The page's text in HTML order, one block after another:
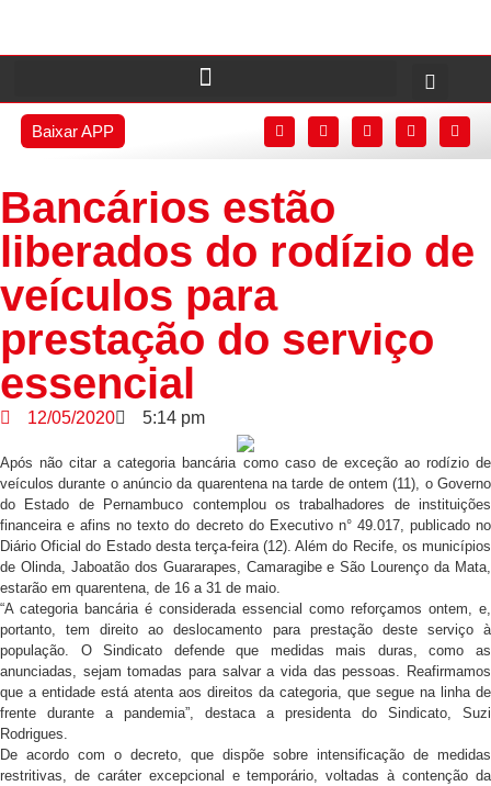
Baixar APP
Bancários estão
liberados do rodízio de
veículos para
prestação do serviço
essencial
12/05/2020 5:14 pm
Após não citar a categoria bancária como caso de exceção ao rodízio de
veículos durante o anúncio da quarentena na tarde de ontem (11), o Governo
do Estado de Pernambuco contemplou os trabalhadores de instituições
financeira e afins no texto do decreto do Executivo n° 49.017, publicado no
Diário Oficial do Estado desta terça-feira (12). Além do Recife, os municípios
de Olinda, Jaboatão dos Guararapes, Camaragibe e São Lourenço da Mata,
estarão em quarentena, de 16 a 31 de maio.
“A categoria bancária é considerada essencial como reforçamos ontem, e,
portanto, tem direito ao deslocamento para prestação deste serviço à
população. O Sindicato defende que medidas mais duras, como as
anunciadas, sejam tomadas para salvar a vida das pessoas. Reafirmamos
que a entidade está atenta aos direitos da categoria, que segue na linha de
frente durante a pandemia”, destaca a presidenta do Sindicato, Suzi
Rodrigues.
De acordo com o decreto, que dispõe sobre intensificação de medidas
restritivas, de caráter excepcional e temporário, voltadas à contenção da